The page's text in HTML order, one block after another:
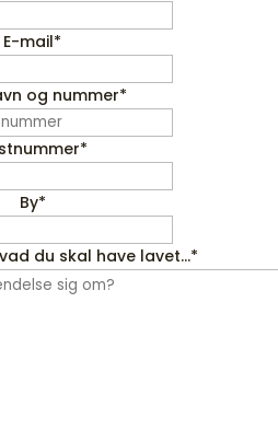
E-mail*
og nummer*
*
By*
du skal have lavet...*